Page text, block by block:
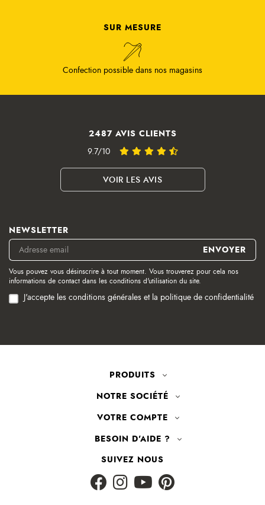
SUR MESURE
Confection possible dans nos magasins
2487 AVIS CLIENTS
9.7/10
VOIR LES AVIS
NEWSLETTER
Vous pouvez vous désinscrire à tout moment. Vous trouverez pour cela nos
informations de contact dans les conditions d'utilisation du site.
J'accepte les conditions générales et la politique de confidentialité
PRODUITS
NOTRE SOCIÉTÉ
VOTRE COMPTE
BESOIN D'AIDE ?
SUIVEZ NOUS